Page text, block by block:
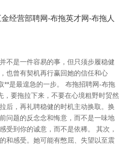
经营部聘网-布拖英才网-布拖人
不是一件容易的事，但只须步履稳健
也曾有契机再行赢回她的信任和心
**是最遑急的一步。 布拖招聘网-布拖
，要拖拉下来，不要在心境粗野时贸然
后，再礼聘稳健的时机主动换取。换
问题的反念念和悔意，而不是一味地
受到你的诚意，而不是依稀。 其次，
和感受。她可能有憋屈、失望以至震